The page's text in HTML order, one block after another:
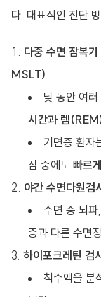
다. 대표적인 진단
다중 수면 잠복
MSLT)
낮 동안 여
시간과 렘
기면증 환자
잠 중에도 빠르
야간 수면다원
수면 중 뇌
증과 다른 수면
하이포크레틴 검
척수액을 분